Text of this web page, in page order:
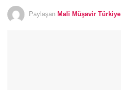
Paylaşan Mali Müşavir Türkiye